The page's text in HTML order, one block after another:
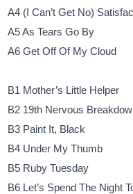
A4 (I Can’t Get No)
A5 As Tears Go By
A6 Get Off Of My Cloud
B1 Mother’s Little Helper
B2 19th Nervous
B3 Paint It, Black
B4 Under My Thumb
B5 Ruby Tuesday
B6 Let’s Spend The Night